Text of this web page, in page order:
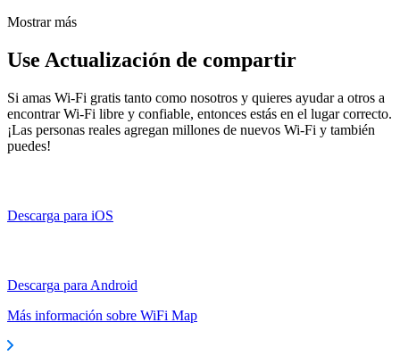
Mostrar más
Use Actualización de compartir
Si amas Wi-Fi gratis tanto como nosotros y quieres ayudar a otros a
encontrar Wi-Fi libre y confiable, entonces estás en el lugar correcto.
¡Las personas reales agregan millones de nuevos Wi-Fi y también
puedes!
Descarga para iOS
Descarga para Android
Más información sobre WiFi Map